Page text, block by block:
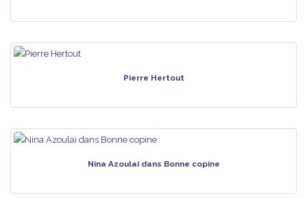
Pierre Hertout
Nina Azoulai dans Bonne copine